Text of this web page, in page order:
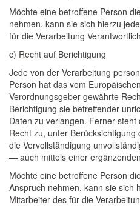
Möchte eine betroffene Person
nehmen, kann sie sich hierzu
für die Verarbeitung
c) Recht auf Berichtigung
Jede von der Verarbeitung
Person hat das vom
Verordnungsgeber gewährte
Berichtigung sie betreffender
Daten zu verlangen. Ferner
Recht zu, unter
die Vervollständigung
— auch mittels einer
Möchte eine betroffene Person
Anspruch nehmen, kann sie sich
Mitarbeiter des für die